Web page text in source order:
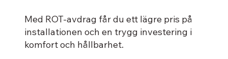
Med ROT-avdrag får du ett lägre pris på
installationen och en trygg investering i
komfort och hållbarhet.